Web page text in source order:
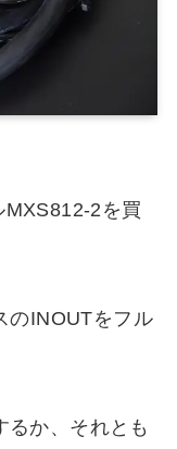
2を買
のINOUTをフル
るか、それとも